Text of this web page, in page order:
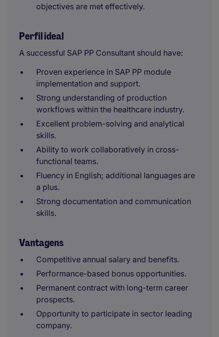
objectives are met effectively.
Perfil ideal
A successful SAP PP Consultant should have:
Proven experience in SAP PP module
implementation and support.
Strong understanding of production
workflows within the healthcare industry.
Excellent problem-solving and analytical
skills.
Ability to work collaboratively in cross-
functional teams.
Fluency in English; additional languages are
a plus.
Strong documentation and communication
skills.
Vantagens
Competitive annual salary and benefits.
Performance-based bonus opportunities.
Permanent contract with long-term career
prospects.
Opportunity to participate in sector leading
company.